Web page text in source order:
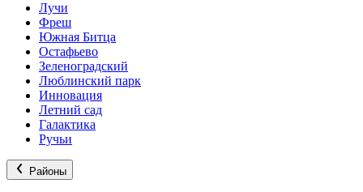
Лучи
Фреш
Южная Битца
Остафьево
Зеленоградский
Люблинский парк
Инновация
Летний сад
Галактика
Ручьи
Районы